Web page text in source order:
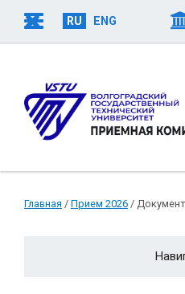
RU ENG
Главная / Прием 2026 /